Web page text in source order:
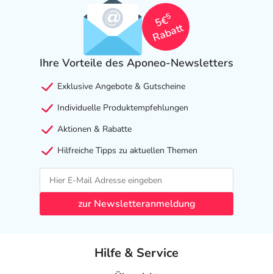
5€
5
Rabatt
Ihre Vorteile des Aponeo-Newsletters
Exklusive Angebote & Gutscheine
Individuelle Produktempfehlungen
Aktionen & Rabatte
Hilfreiche Tipps zu aktuellen Themen
zur Newsletteranmeldung
Hilfe & Service